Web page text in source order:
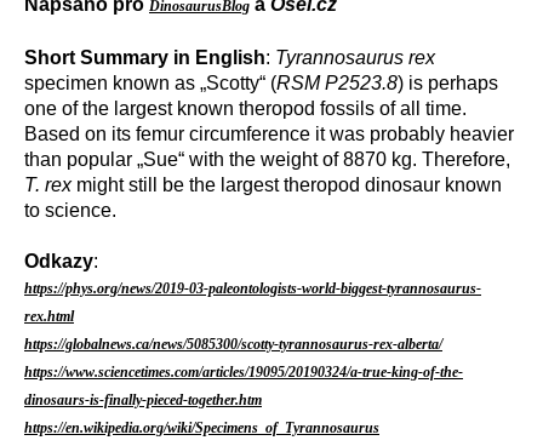
Napsáno pro DinosaurusBlog a Osel.cz
Short Summary in English: Tyrannosaurus rex
specimen known as „Scotty“ (RSM P2523.8) is perhaps
one of the largest known theropod fossils of all time.
Based on its femur circumference it was probably heavier
than popular „Sue“ with the weight of 8870 kg. Therefore,
T. rexmight still be the largest theropod dinosaur known
to science.
Odkazy:
https://phys.org/news/2019-03-paleontologists-world-biggest-tyrannosaurus-
rex.html
https://globalnews.ca/news/5085300/scotty-tyrannosaurus-rex-alberta/
https://www.sciencetimes.com/articles/19095/20190324/a-true-king-of-the-
dinosaurs-is-finally-pieced-together.htm
https://en.wikipedia.org/wiki/Specimens_of_Tyrannosaurus